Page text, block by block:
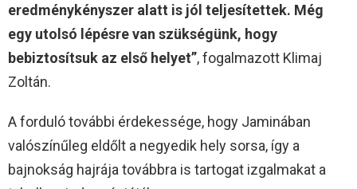
eredménykényszer alatt is jól teljesítettek. Még
egy utolsó lépésre van szükségünk, hogy
bebiztosítsuk az első helyet”, fogalmazott Klimaj
Zoltán.
A forduló további érdekessége, hogy Jaminában
valószínűleg eldőlt a negyedik hely sorsa, így a
bajnokság hajrája továbbra is tartogat izgalmakat a